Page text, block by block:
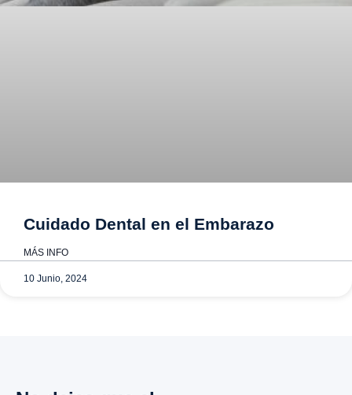
Cuidado Dental en el Embarazo
MÁS INFO
10 Junio, 2024